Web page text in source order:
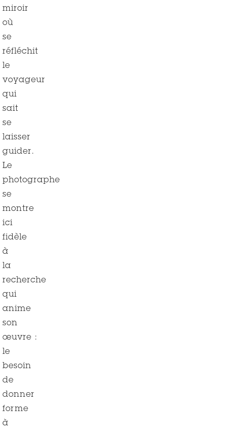
miroir
où
se
réfléchit
le
voyageur
qui
sait
se
laisser
guider.
Le
photographe
se
montre
ici
fidèle
à
la
recherche
qui
anime
son
œuvre :
le
besoin
de
donner
forme
à